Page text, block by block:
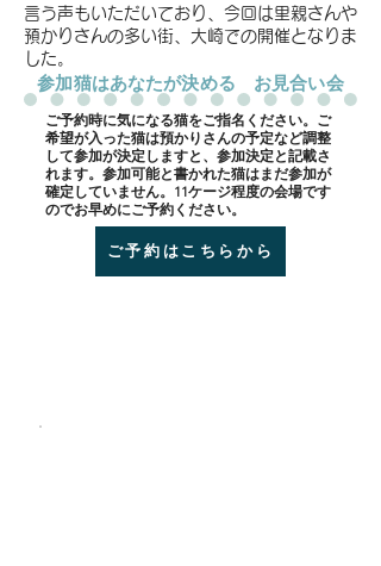
言う声もいただいており、今回は里親さんや
預かりさんの多い街、大崎での開催となりま
した。
​参加猫はあなたが決める お見合い会
​ご予約時に気になる猫をご指名ください。ご
希望が入った猫は預かりさんの予定など調整
して参加が決定しますと、参加決定と記載さ
れます。参加可能と書かれた猫はまだ参加が
確定していません。11ケージ程度の会場です
のでお早めにご予約ください。
ご予約はこちらから